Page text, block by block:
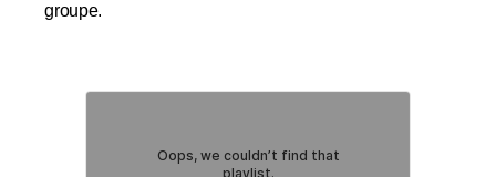
groupe.